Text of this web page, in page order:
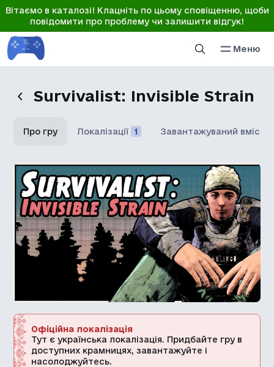
Вітаємо в каталозі! Клацніть по цьому сповіщенню, щоби
повідомити про проблему чи залишити відгук!
Меню
Survivalist: Invisible Strain
Про гру Локалізації 1 Завантажуваний вміст
Офіційна локалізація
Тут є українська локалізація. Придбайте гру в
доступних крамницях, завантажуйте і
насолоджуйтесь.